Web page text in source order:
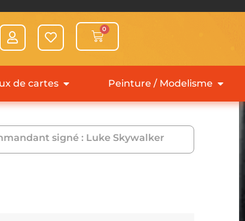
0
de cartes Peinture / Modelisme
signé : Luke Skywalker